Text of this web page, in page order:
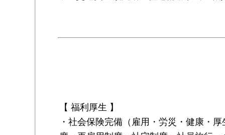
【 福利厚生 】
・社会保険完備（雇用・労災・健康・